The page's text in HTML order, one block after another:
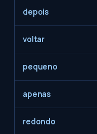
depois
voltar
pequeno
apenas
redondo